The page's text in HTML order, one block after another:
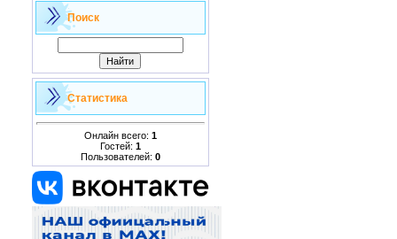
Поиск
Статистика
Онлайн всего: 1
Гостей: 1
Пользователей: 0